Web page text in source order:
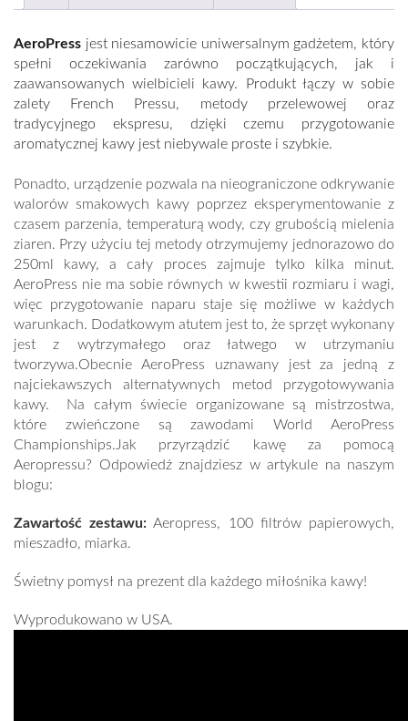
AeroPress jest niesamowicie uniwersalnym gadżetem, który
spełni oczekiwania zarówno początkujących, jak i
zaawansowanych wielbicieli kawy. Produkt łączy w sobie
zalety French Pressu, metody przelewowej oraz
tradycyjnego ekspresu, dzięki czemu przygotowanie
aromatycznej kawy jest niebywale proste i szybkie.
Ponadto, urządzenie pozwala na nieograniczone odkrywanie
walorów smakowych kawy poprzez eksperymentowanie z
czasem parzenia, temperaturą wody, czy grubością mielenia
ziaren. Przy użyciu tej metody otrzymujemy jednorazowo do
250ml kawy, a cały proces zajmuje tylko kilka minut.
AeroPress nie ma sobie równych w kwestii rozmiaru i wagi,
więc przygotowanie naparu staje się możliwe w każdych
warunkach. Dodatkowym atutem jest to, że sprzęt wykonany
jest z wytrzymałego oraz łatwego w utrzymaniu
tworzywa.Obecnie AeroPress uznawany jest za jedną z
najciekawszych alternatywnych metod przygotowywania
kawy. Na całym świecie organizowane są mistrzostwa,
które zwieńczone są zawodami World AeroPress
Championships.Jak przyrządzić kawę za pomocą
Aeropressu? Odpowiedź znajdziesz w artykule na naszym
blogu:
Zawartość zestawu: Aeropress, 100 filtrów papierowych,
mieszadło, miarka.
Świetny pomysł na prezent dla każdego miłośnika kawy!
Wyprodukowano w USA.